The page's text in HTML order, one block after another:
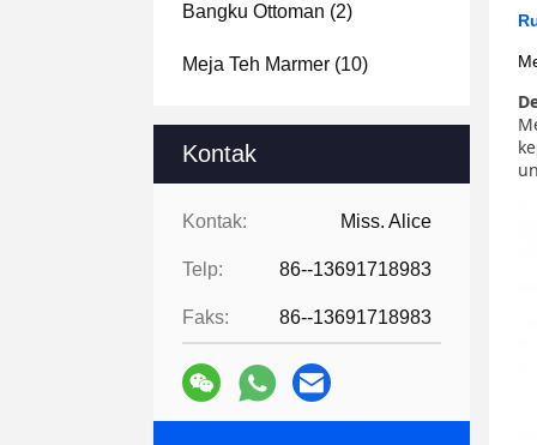
Bangku Ottoman (2)
Meja Teh Marmer (10)
Kontak
Kontak: Miss. Alice
Telp: 86--13691718983
Faks: 86--13691718983